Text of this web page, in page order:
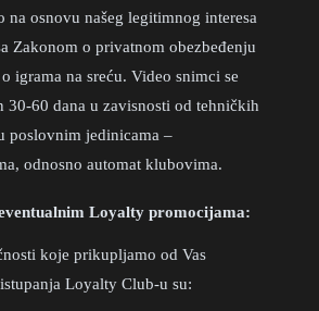
na osnovu našeg legitimnog interesa
Zakonom o privatnom obezbeđenju
igrama na sreću. Video snimci se
30-60 dana u zavisnosti od tehničkih
poslovnim jedinicama –
odnosno automat klubovima.
Loyalty promocijama:
koje prikupljamo od Vas
Loyalty Club-u su: